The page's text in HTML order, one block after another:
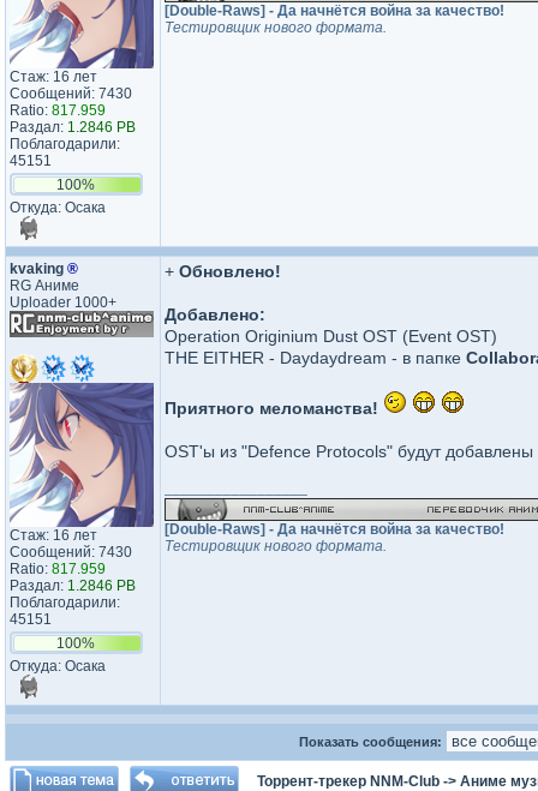
Стаж: 16 лет
Сообщений: 7430
Ratio: 817.959
Раздал: 1.2846 PB
Поблагодарили:
45151
100%
Откуда: Осака
[Double-Raws] - Да начнётся война за качество!
Тестировщик нового формата.
kvaking ®
RG Аниме
Uploader 1000+
Стаж: 16 лет
Сообщений: 7430
Ratio: 817.959
Раздал: 1.2846 PB
Поблагодарили:
45151
100%
Откуда: Осака
+ Обновлено!
Добавлено:
Operation Originium Dust OST (Event OST)
THE EITHER - Daydaydream - в папке
Приятного меломанства!
OST'ы из "Defence Protocols" будут
[Double-Raws] - Да начнётся война за качество!
Тестировщик нового формата.
Показать сообщения:
Торрент-трекер NNM-Club -> Аниме